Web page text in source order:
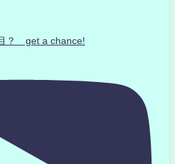
？ get a chance!